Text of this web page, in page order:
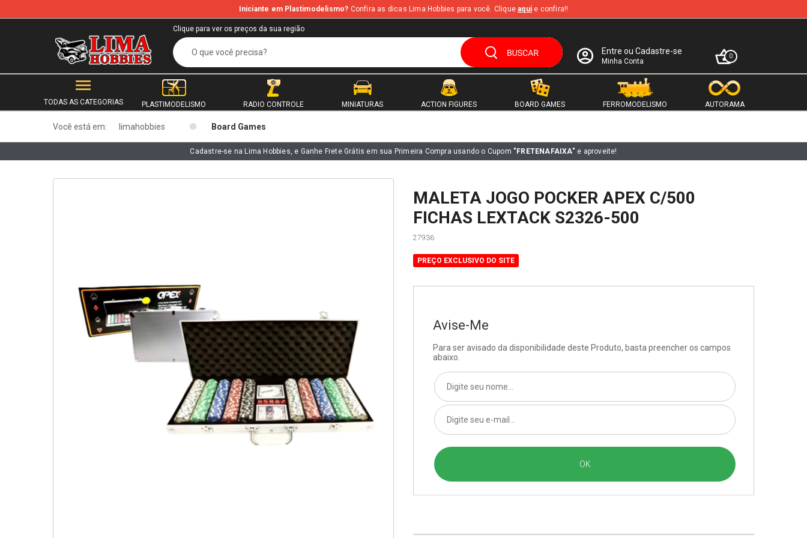
b
Iniciante em Plastimodelismo? Confira as dicas Lima Hobbies para você. Cliqueaqui e confira!!
Clique para ver os preços da sua região
Entre ou Cadastre-se
Minha Conta
0
TODAS AS CATEGORIAS PLASTIMODELISMO RADIO CONTROLE MINIATURAS ACTION FIGURES BOARD GAMES FERROMODELISMO AUTORAMA
Você está em: limahobbies Board Games
Cadastre-se na Lima Hobbies, e Ganhe Frete Grátis em sua Primeira Compra usando o Cupom "FRETENAFAIXA" e aproveite!
MALETA JOGO POCKER APEX C/500
FICHAS LEXTACK S2326-500
27936
PREÇO EXCLUSIVO DO SITE
Avise-Me
Para ser avisado da disponibilidade deste Produto, basta preencher os campos
abaixo.